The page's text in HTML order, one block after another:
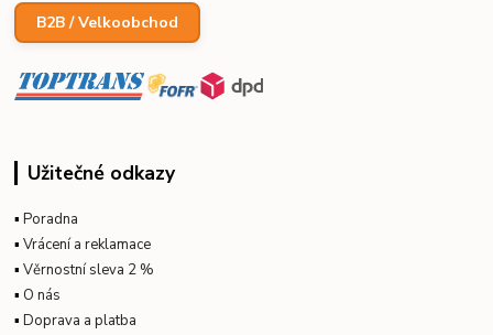
B2B / Velkoobchod
Užitečné odkazy
▪Poradna
▪Vrácení a reklamace
▪Věrnostní sleva 2 %
▪ O nás
▪Doprava a platba